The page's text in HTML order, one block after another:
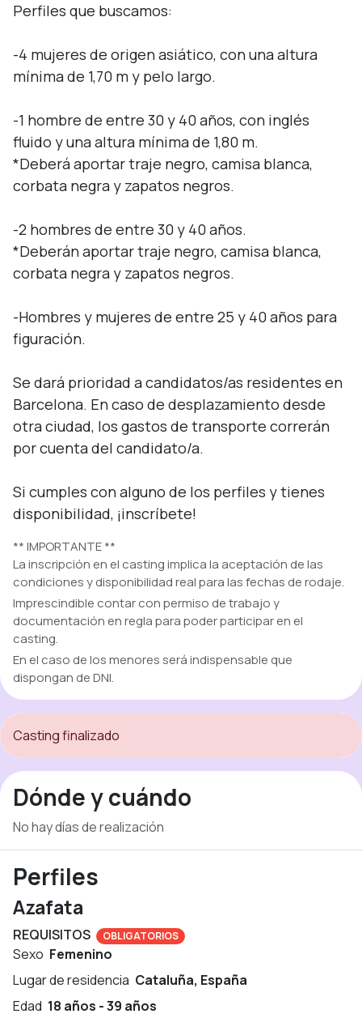
Perfiles que buscamos:
-4 mujeres de origen asiático, con una altura
mínima de 1,70 m y pelo largo.
-1 hombre de entre 30 y 40 años, con inglés
fluido y una altura mínima de 1,80 m.
*Deberá aportar traje negro, camisa blanca,
corbata negra y zapatos negros.
-2 hombres de entre 30 y 40 años.
*Deberán aportar traje negro, camisa blanca,
corbata negra y zapatos negros.
-Hombres y mujeres de entre 25 y 40 años para
figuración.
Se dará prioridad a candidatos/as residentes en
Barcelona. En caso de desplazamiento desde
otra ciudad, los gastos de transporte correrán
por cuenta del candidato/a.
Si cumples con alguno de los perfiles y tienes
disponibilidad, ¡inscríbete!
** IMPORTANTE **
La inscripción en el casting implica la aceptación de las
condiciones y disponibilidad real para las fechas de rodaje.
Imprescindible contar con permiso de trabajo y
documentación en regla para poder participar en el
casting.
En el caso de los menores será indispensable que
dispongan de DNI.
Casting finalizado
Dónde y cuándo
No hay días de realización
Perfiles
Azafata
REQUISITOS OBLIGATORIOS
Sexo Femenino
Lugar de residencia Cataluña, España
Edad 18 años - 39 años